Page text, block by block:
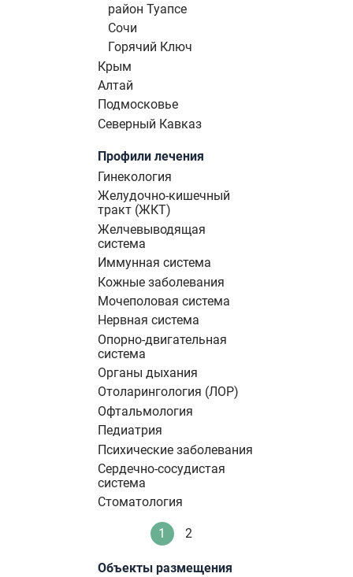
район Туапсе
Сочи
Горячий Ключ
Крым
Алтай
Подмосковье
Северный Кавказ
Профили лечения
Гинекология
Желудочно-кишечный
тракт (ЖКТ)
Желчевыводящая
система
Иммунная система
Кожные заболевания
Мочеполовая система
Нервная система
Опорно-двигательная
система
Органы дыхания
Отоларингология (ЛОР)
Офтальмология
Педиатрия
Психические заболевания
Сердечно-сосудистая
система
Стоматология
Нумерация
страниц Текущая
1 Стандартное
2
Объекты размещения